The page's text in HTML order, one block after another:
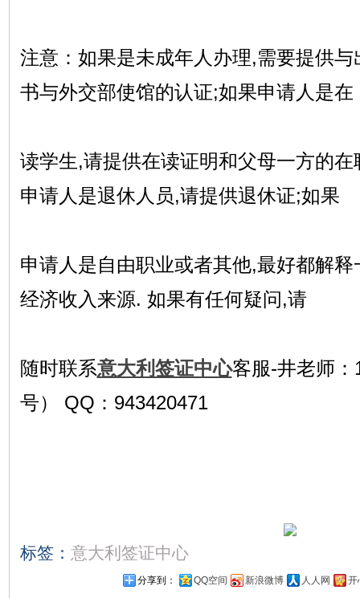
注意：如果是未成年人办理,需要提供
书与外交部使馆的认证;如果申请人是在
读学生,请提供在读证明和父母一方的
申请人是退休人员,请提供退休证;如果
申请人是自由职业或者其他,最好都解
经济收入来源. 如果有任何疑问,请
随时联系意大利签证中心客服-井老师：
号） QQ：943420471
标签： 意大利签证中心
分享到： QQ空间 新浪微博 人人网 开